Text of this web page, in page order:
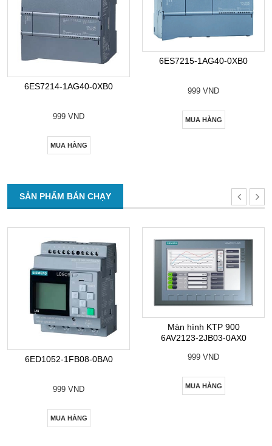
6ES7214-1AG40-0XB0
999 VND
MUA HÀNG
6ES7215-1AG40-0XB0
999 VND
MUA HÀNG
SẢN PHẨM BÁN CHẠY
6ED1052-1FB08-0BA0
999 VND
MUA HÀNG
Màn hình KTP 900
6AV2123-2JB03-0AX0
999 VND
MUA HÀNG